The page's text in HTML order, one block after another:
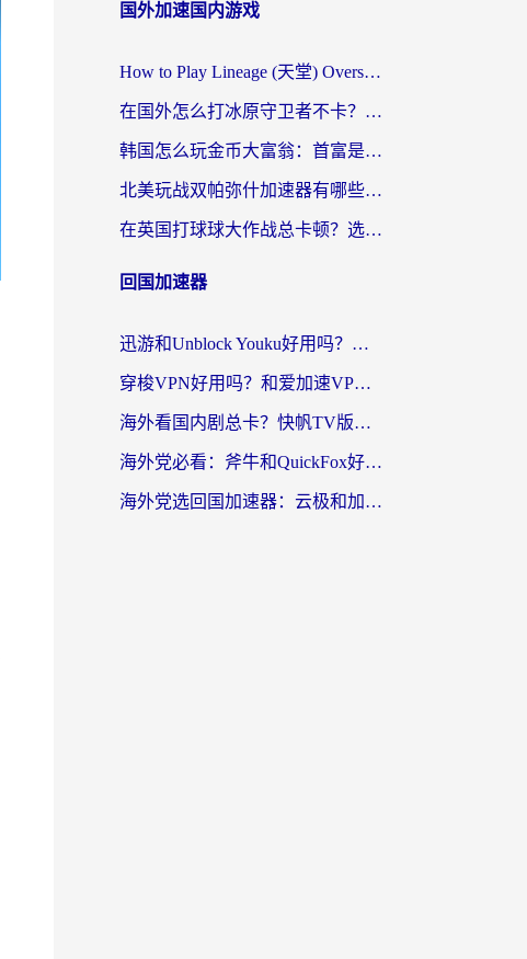
国外加速国内游戏
How to Play Lineage (天堂) Overseas? The Ultimate Guide to Choosing the Best Chinese Server Game Accelerator (在国外打天堂加速器)
在国外怎么打冰原守卫者不卡？留学生亲测的国服游戏加速指南
韩国怎么玩金币大富翁：首富是谁？海外党国服游戏加速全攻略
北美玩战双帕弥什加速器有哪些？海外党亲测好用的国服加速指南
在英国打球球大作战总卡顿？选对加速器让你告别延迟（附实测攻略）
回国加速器
迅游和Unblock Youku好用吗？海外党亲测：3个维度教你选对回国加速器
穿梭VPN好用吗？和爱加速VPN对比哪个回国效果更好？海外党必看的实用指南
海外看国内剧总卡？快帆TV版VPN好用吗？和海牛VPN对比哪个回国效果更好？
海外党必看：斧牛和QuickFox好用吗？3步选对回国加速器，无缝刷国内剧玩游戏
海外党选回国加速器：云极和加速喵哪个好？附3款热门工具实测对比